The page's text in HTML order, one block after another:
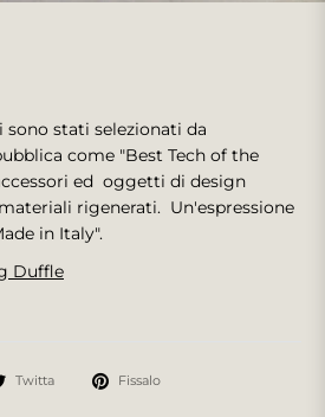
sono stati selezionati da
come "Best Tech of the
ed oggetti di design
rigenerati. Un'espressione
in Italy".
Duffle
Twitta Fissalo